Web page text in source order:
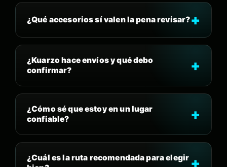
¿Qué accesorios sí valen la pena revisar?
¿Kuarzo hace envíos y qué debo
confirmar?
¿Cómo sé que estoy en un lugar
confiable?
¿Cuál es la ruta recomendada para elegir